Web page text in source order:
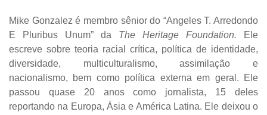
Mike Gonzalez é membro sênior do “Angeles T. Arredondo
E Pluribus Unum” da The Heritage Foundation.
Ele
escreve sobre teoria racial crítica, política de identidade,
diversidade, multiculturalismo, assimilação e
nacionalismo, bem como política externa em geral. Ele
passou quase 20 anos como jornalista, 15 deles
reportando na Europa, Ásia e América Latina. Ele deixou o